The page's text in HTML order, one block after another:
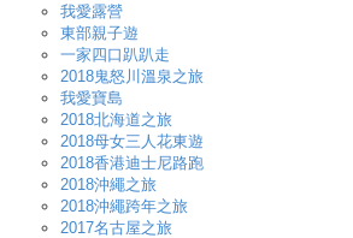
我愛露營
東部親子遊
一家四口趴趴走
2018鬼怒川溫泉之旅
我愛寶島
2018北海道之旅
2018母女三人花東遊
2018香港迪士尼路跑
2018沖繩之旅
2018沖繩跨年之旅
2017名古屋之旅